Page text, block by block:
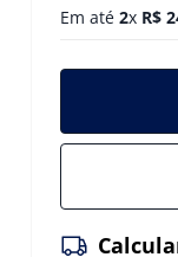
Em até 2x R$